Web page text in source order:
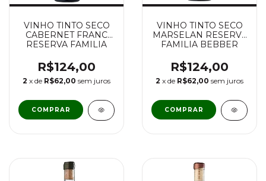
VINHO TINTO SECO
CABERNET FRANC
RESERVA FAMILIA
R$124,00
2 x de R$62,00 sem juros
VINHO TINTO SECO
MARSELAN RESERVA
FAMILIA BEBBER
R$124,00
2 x de R$62,00 sem juros